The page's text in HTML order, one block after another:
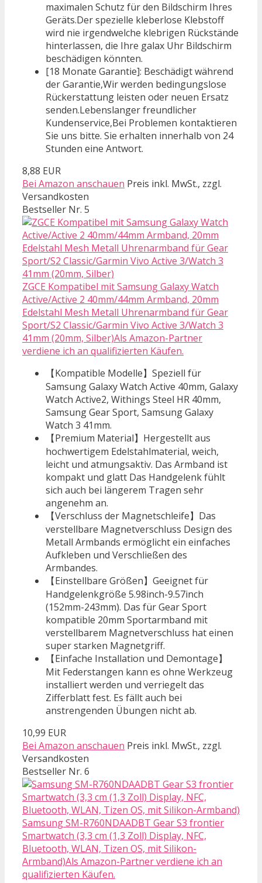
maximalen Schutz für den Bildschirm Ihres
Geräts.Der spezielle kleberlose Klebstoff
wird nie irgendwelche klebrigen Rückstände
hinterlassen, die Ihre galax Uhr Bildschirm
beschädigen könnten.
[18 Monate Garantie]: Beschädigt während
der Garantie,Wir werden bedingungslose
Rückerstattung leisten oder neuen Ersatz
senden.Lebenslanger freundlicher
Kundenservice,Bei Problemen kontaktieren
Sie uns bitte. Sie erhalten innerhalb von 24
Stunden eine Antwort.
8,88 EUR
Bei Amazon anschauen Preis inkl. MwSt., zzgl.
Versandkosten
Bestseller Nr. 5
ZGCE Kompatibel mit Samsung Galaxy Watch
Active/Active 2 40mm/44mm Armband, 20mm
Edelstahl Mesh Metall Uhrenarmband für Gear
Sport/S2 Classic/Garmin Vivo Active 3/Watch 3
41mm (20mm, Silber)Als Amazon-Partner
verdiene ich an qualifizierten Käufen.
【Kompatible Modelle】Speziell für
Samsung Galaxy Watch Active 40mm, Galaxy
Watch Active2, Withings Steel HR 40mm,
Samsung Gear Sport, Samsung Galaxy
Watch 3 41mm.
【Premium Material】Hergestellt aus
hochwertigem Edelstahlmaterial, weich,
leicht und atmungsaktiv. Das Armband ist
kompakt und glatt Das Handgelenk fühlt
sich auch bei längerem Tragen sehr
angenehm an.
【Verschluss der Magnetschleife】Das
verstellbare Magnetverschluss Design des
Metall Armbands ermöglicht ein einfaches
Aufkleben und Verschließen des
Armbandes.
【Einstellbare Größen】Geeignet für
Handgelenkgröße 5.98inch-9.57inch
(152mm-243mm). Das für Gear Sport
kompatible 20mm Sportarmband mit
verstellbarem Magnetverschluss hat einen
super starken Magnetgriff.
【Einfache Installation und Demontage】
Mit Federstangen kann es ohne Werkzeug
installiert werden und verriegelt das
Zifferblatt fest. Es fällt auch bei
anstrengenden Übungen nicht ab.
10,99 EUR
Bei Amazon anschauen Preis inkl. MwSt., zzgl.
Versandkosten
Bestseller Nr. 6
Samsung SM-R760NDAADBT Gear S3 frontier
Smartwatch (3,3 cm (1,3 Zoll) Display, NFC,
Bluetooth, WLAN, Tizen OS, mit Silikon-
Armband)Als Amazon-Partner verdiene ich an
qualifizierten Käufen.